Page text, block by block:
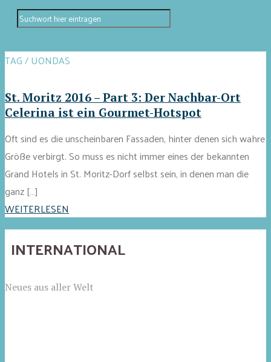
TAG / UONDAS
St. Moritz 2016 – Part 3: Der Nachbar-Ort
Celerina ist ein Gourmet-Hotspot
Oft sind es die unscheinbaren Fassaden, hinter denen sich wahre
Größe verbirgt. So muss es nicht immer eines der bekannten
Grand Hotels in St. Moritz-Dorf selbst sein, in denen man die
ganz […]
WEITERLESEN
INTERNATIONAL
Neues aus aller Welt